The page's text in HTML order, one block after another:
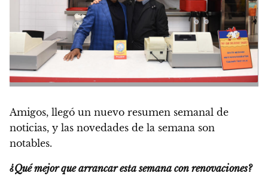
Amigos, llegó un nuevo resumen semanal de
noticias, y las novedades de la semana son
notables.
¿Qué mejor que arrancar esta semana con renovaciones?